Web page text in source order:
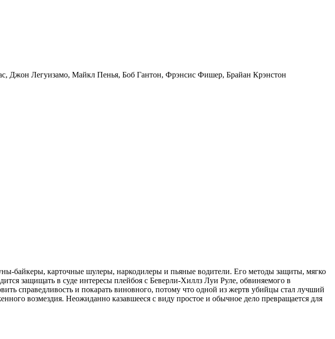
, Джон Легуизамо, Майкл Пенья, Боб Гантон, Фрэнсис Фишер, Брайан Крэнстон
байкеры, карточные шулеры, наркодилеры и пьяные водители. Его методы защиты, мягко
защищать в суде интересы плейбоя с Беверли-Хиллз Луи Руле, обвиняемого в
справедливость и покарать виновного, потому что одной из жертв убийцы стал лучший
возмездия. Неожиданно казавшееся с виду простое и обычное дело превращается для